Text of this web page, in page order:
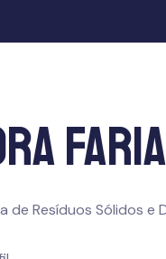
de Resíduos Sólidos e